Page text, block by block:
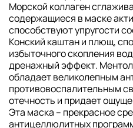
Морской коллаген
содержащиеся в маске
способствуют упругости
Конский каштан и плющ,
избыточного скопления
дренажный эффект.
обладает великолепным
противовоспалительным
отечность и придает
Эта маска – прекрасное
антицеллюлитных